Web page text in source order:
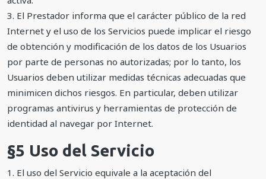
3. El Prestador informa que el carácter público de la red
Internet y el uso de los Servicios puede implicar el riesgo
de obtención y modificación de los datos de los Usuarios
por parte de personas no autorizadas; por lo tanto, los
Usuarios deben utilizar medidas técnicas adecuadas que
minimicen dichos riesgos. En particular, deben utilizar
programas antivirus y herramientas de protección de
identidad al navegar por Internet.
§5 Uso del Servicio
1. El uso del Servicio equivale a la aceptación del